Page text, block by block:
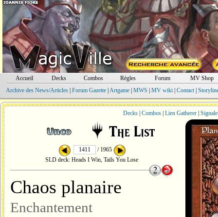
Accueil Decks Combos Règles Forum
MV Shop
Archive des News/Articles| Forum Gazette| Artgame| MWS MV wiki| Contact|
Decks| Combos| Lien Gatherer|
/ 1965
SLD deck: Heads I Win, Tails You Lose
Chaos planaire
Enchantement